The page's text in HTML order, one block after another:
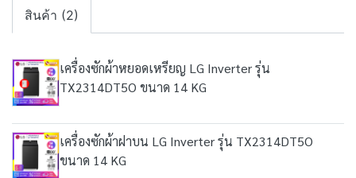
สินค้า (2)
เครื่องซักผ้าหยอดเหรียญ LG Inverter รุ่น
TX2314DT5O ขนาด 14 KG
เครื่องซักผ้าฝาบน LG Inverter รุ่น TX2314DT5O
ขนาด 14 KG